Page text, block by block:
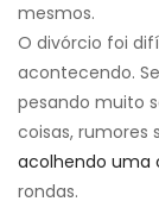
mesmos.
O divórcio foi
acontecendo.
pesando muito
coisas, rumores
acolhendo uma
rondas.